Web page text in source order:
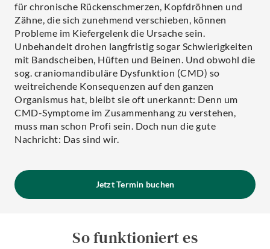
für chronische Rückenschmerzen, Kopfdröhnen und
Zähne, die sich zunehmend verschieben, können
Probleme im Kiefergelenk die Ursache sein.
Unbehandelt drohen langfristig sogar Schwierigkeiten
mit Bandscheiben, Hüften und Beinen. Und obwohl die
sog. craniomandibuläre Dysfunktion (CMD) so
weitreichende Konsequenzen auf den ganzen
Organismus hat, bleibt sie oft unerkannt: Denn um
CMD-Symptome im Zusammenhang zu verstehen,
muss man schon Profi sein. Doch nun die gute
Nachricht: Das sind wir.
Jetzt Termin buchen
So funktioniert es